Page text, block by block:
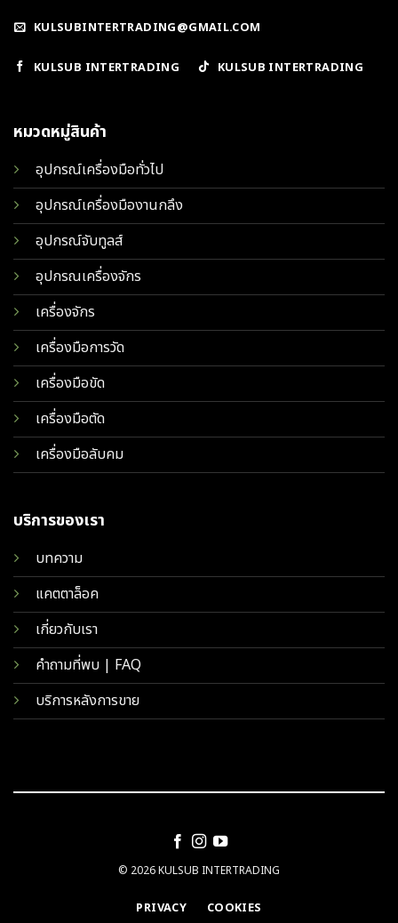
KULSUBINTERTRADING@GMAIL.COM
KULSUB INTERTRADING KULSUB INTERTRADING
หมวดหมู่สินค้า
อุปกรณ์เครื่องมือทั่วไป
อุปกรณ์เครื่องมืองานกลึง
อุปกรณ์จับทูลส์
อุปกรณเครื่องจักร
เครื่องจักร
เครื่องมือการวัด
เครื่องมือขัด
เครื่องมือตัด
เครื่องมือลับคม
บริการของเรา
บทความ
แคตตาล็อค
เกี่ยวกับเรา
คำถามที่พบ | FAQ
บริการหลังการขาย
© 2026 KULSUB INTERTRADING
PRIVACY COOKIES